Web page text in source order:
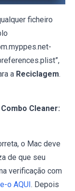
ficheiro
a Reciclagem.
Cleaner:
o Mac deve
de que seu
verificação com
o AQUI . Depois